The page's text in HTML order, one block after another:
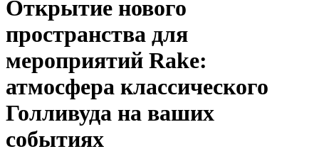
Открытие нового
пространства для
мероприятий Rake:
атмосфера классического
Голливуда на ваших
событиях